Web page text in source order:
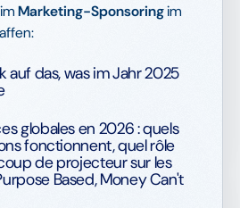
Marketing-Sponsoringim
auf das, was im Jahr 2025
globales en 2026 : quels
fonctionnent, quel rôle
de projecteur sur les
Based, Money Can't